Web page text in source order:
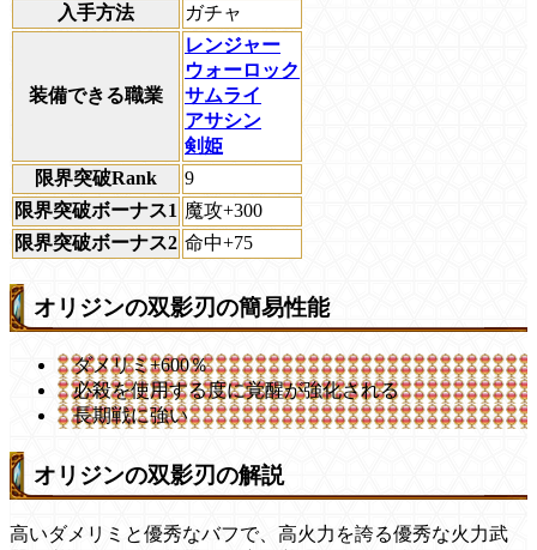
入手方法
ガチャ
装備できる職業
レンジャー
ウォーロック
サムライ
アサシン
剣姫
限界突破Rank
9
限界突破ボーナス1 魔攻+300
限界突破ボーナス2 命中+75
オリジンの双影刃の簡易性能
ダメリミ+600％
必殺を使用する度に覚醒が強化される
長期戦に強い
オリジンの双影刃の解説
高いダメリミと優秀なバフで、高火力を誇る優秀な火力武